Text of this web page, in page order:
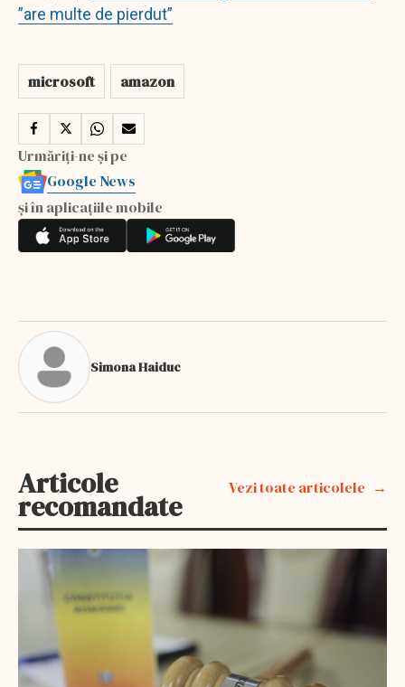
”are multe de pierdut”
microsoft amazon
Urmăriți-ne și pe
Google News
și în aplicațiile mobile
Simona Haiduc
Articole
recomandate
Vezi toate articolele